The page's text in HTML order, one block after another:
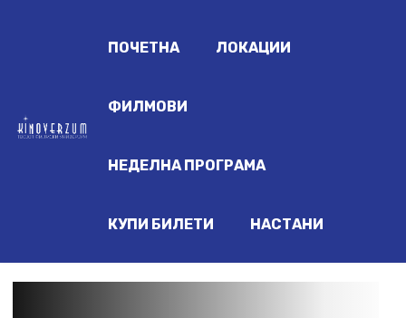
ПОЧЕТНА ЛОКАЦИИ
ФИЛМОВИ
НЕДЕЛНА ПРОГРАМА
КУПИ БИЛЕТИ НАСТАНИ